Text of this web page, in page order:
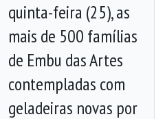
quinta-feira (25), as
mais de 500 famílias
de Embu das Artes
contempladas com
geladeiras novas por